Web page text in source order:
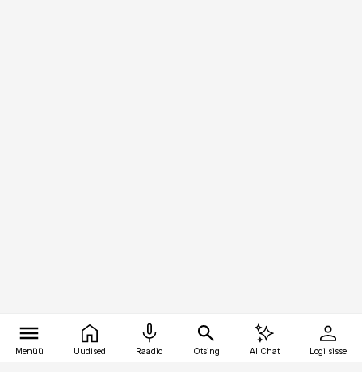
Menüü Uudised Raadio Otsing AI Chat Logi sisse